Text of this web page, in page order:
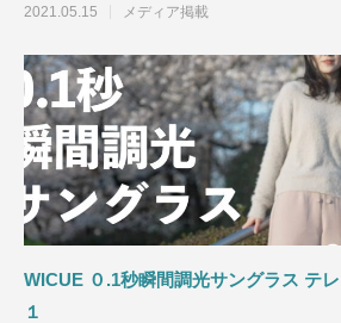
2021.05.15 メディア掲載
WICUE ０.1秒瞬間調光サングラス テ
１